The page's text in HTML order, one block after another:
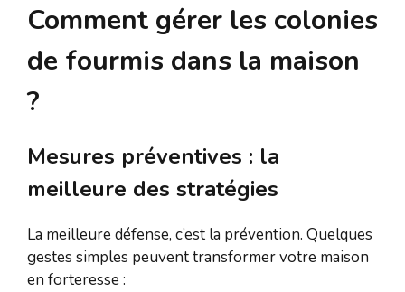
Comment gérer les colonies
de fourmis dans la maison
?
Mesures préventives : la
meilleure des stratégies
La meilleure défense, c’est la prévention. Quelques
gestes simples peuvent transformer votre maison
en forteresse :